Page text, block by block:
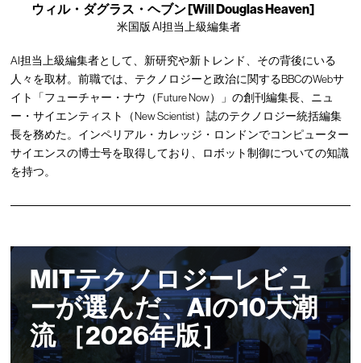
ウィル・ダグラス・ヘブン [Will Douglas Heaven]
米国版 AI担当上級編集者
AI担当上級編集者として、新研究や新トレンド、その背後にいる
人々を取材。前職では、テクノロジーと政治に関するBBCのWebサ
イト「フューチャー・ナウ（Future Now）」の創刊編集長、ニュ
ー・サイエンティスト（New Scientist）誌のテクノロジー統括編集
長を務めた。インペリアル・カレッジ・ロンドンでコンピューター
サイエンスの博士号を取得しており、ロボット制御についての知識
を持つ。
MITテクノロジーレビュ
ーが選んだ、AIの10大潮
流 ［2026年版］